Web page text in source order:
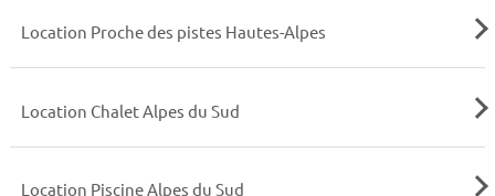
Location Proche des pistes Hautes-Alpes
Location Chalet Alpes du Sud
Location Piscine Alpes du Sud